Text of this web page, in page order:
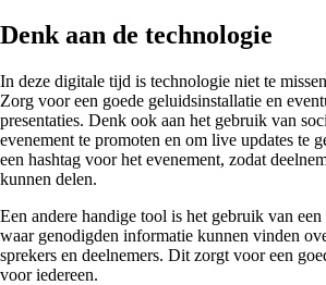
Denk aan de technologie
In deze digitale tijd is technologie niet te
Zorg voor een goede geluidsinstallatie en
presentaties. Denk ook aan het gebruik van
evenement te promoten en om live updates te
een hashtag voor het evenement, zodat
kunnen delen.
Een andere handige tool is het gebruik van
waar genodigden informatie kunnen vinden
sprekers en deelnemers. Dit zorgt voor een
voor iedereen.